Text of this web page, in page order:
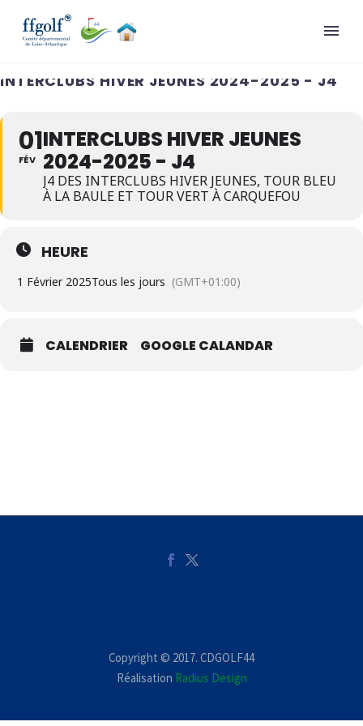
INTERCLUBS HIVER JEUNES 2024-2025 - J4
01
FÉV
INTERCLUBS HIVER JEUNES
2024-2025 - J4
J4 DES INTERCLUBS HIVER JEUNES, TOUR BLEU
À LA BAULE ET TOUR VERT À CARQUEFOU
HEURE
1 Février 2025Tous les jours (GMT+01:00)
CALENDRIER GOOGLE CALANDAR
Copyright © 2017. CDGOLF44
Réalisation Radius Design